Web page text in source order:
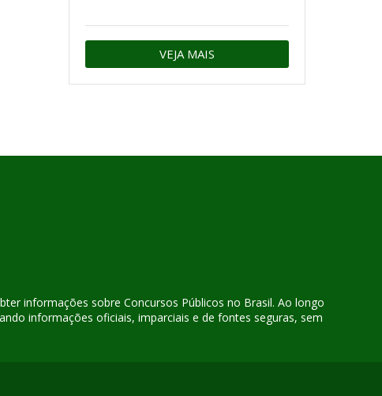
VEJA MAIS
informações sobre Concursos Públicos no Brasil. Ao longo
informações oficiais, imparciais e de fontes seguras, sem